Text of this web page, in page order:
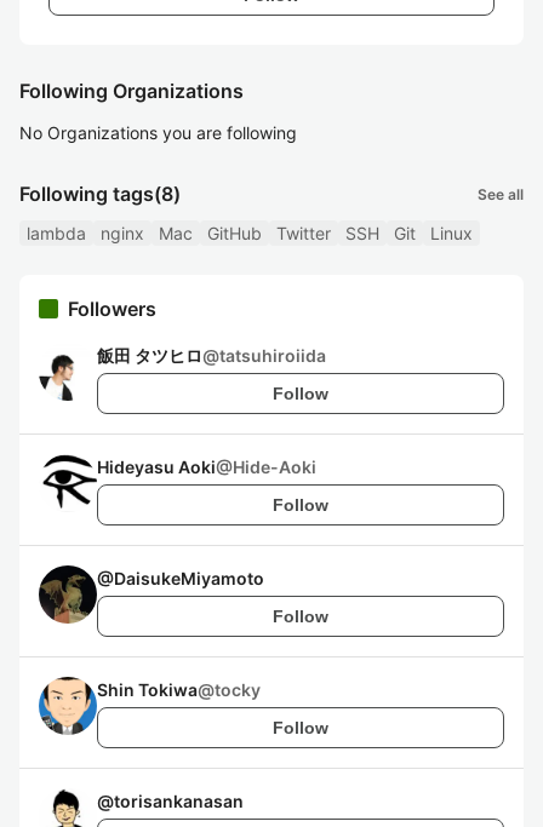
Following Organizations
No Organizations you are following
Following tags(8) See all
lambda nginx Mac GitHub Twitter SSH Git Linux
Followers
飯田 タツヒロ@tatsuhiroiida
Follow
Hideyasu Aoki@Hide-Aoki
Follow
@DaisukeMiyamoto
Follow
Shin Tokiwa@tocky
Follow
@torisankanasan